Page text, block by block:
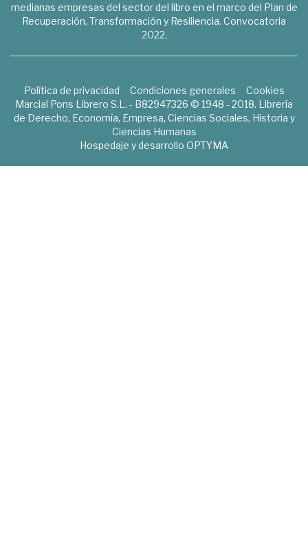
medianas empresas del sector del libro en el marco del Plan de
Recuperación, Transformación y Resiliencia. Convocatoria
2022.
Política de privacidad Condiciones generales
Cookies
Marcial Pons Librero S.L. - B82947326 © 1948 - 2018. Librería
de Derecho, Economía, Empresa, Ciencias Sociales, Historia y
Ciencias Humanas
Hospedaje y desarrollo OPTYMA